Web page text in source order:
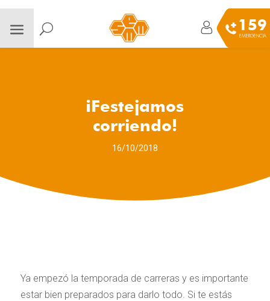
159
EMERGENCIA
¡Festejamos
corriendo!
16/10/2018
Ya empezó la temporada de carreras y es importante
estar bien preparados para darlo todo. Si te estás